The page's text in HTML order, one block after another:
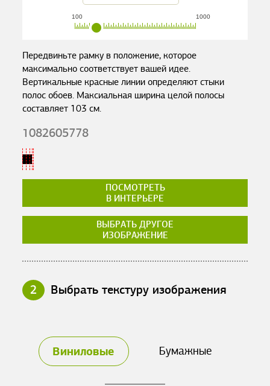
100 1000
Передвиньте рамку в положение, которое
максимально соответствует вашей идее.
Вертикальные красные линии определяют стыки
полос обоев. Максиальная ширина целой полосы
составляет 103 см.
1082605778
ПОСМОТРЕТЬ
В ИНТЕРЬЕРЕ
ВЫБРАТЬ ДРУГОЕ
ИЗОБРАЖЕНИЕ
2 Выбрать текстуру изображения
Виниловые Бумажные